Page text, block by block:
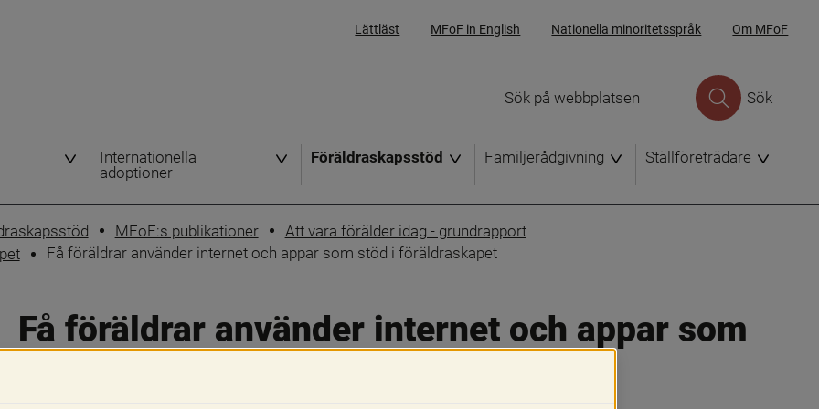
Lättläst MFoF in English Nationella minoritetsspråk Om MFoF
Sök
Internationella
adoptioner
Föräldraskapsstöd Familjerådgivning Ställföreträdare
MFoF:s publikationer
Att vara förälder idag - grundrapport
Få föräldrar använder internet och appar som stöd i föräldraskapet
Få föräldrar använder internet och appar som